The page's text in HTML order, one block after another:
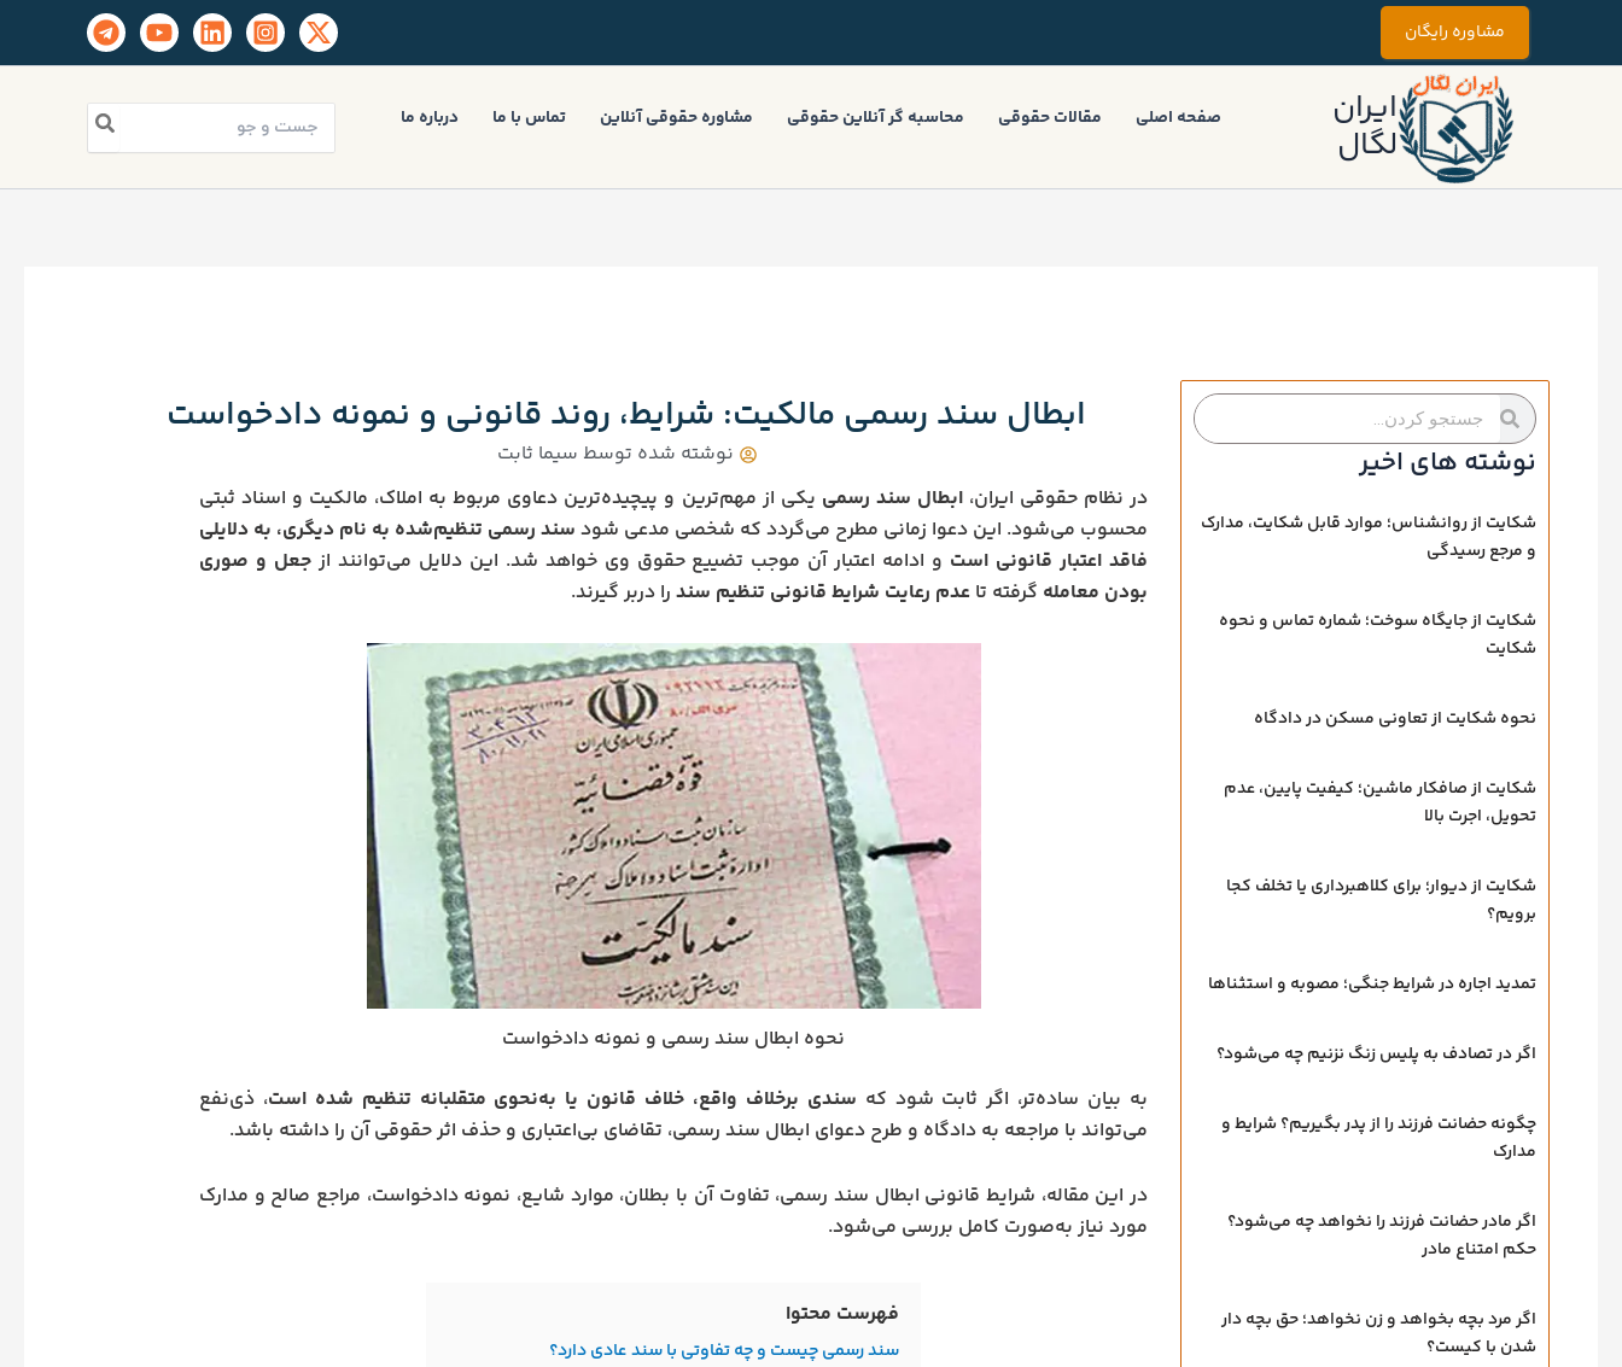
محتوا
مشاوره رایگان
ایران
لگال
صفحه اصلی مقالات حقوقی محاسبه گر آنلاین حقوقی مشاوره حقوقی آنلاین تماس با ما درباره ما
برای:
جستجو
کردن
جستجو
کردن
نوشته های اخیر
شکایت از روانشناس؛ موارد قابل شکایت، مدارک
و مرجع رسیدگی
شکایت از جایگاه سوخت؛ شماره تماس و نحوه
شکایت
نحوه شکایت از تعاونی مسکن در دادگاه
شکایت از صافکار ماشین؛ کیفیت پایین، عدم
تحویل، اجرت بالا
شکایت از دیوار؛ برای کلاهبرداری یا تخلف کجا
برویم؟
تمدید اجاره در شرایط جنگی؛ مصوبه و استثناها
اگر در تصادف به پلیس زنگ نزنیم چه می‌شود؟
چگونه حضانت فرزند را از پدر بگیریم؟ شرایط و
مدارک
اگر مادر حضانت فرزند را نخواهد چه می‌شود؟
حکم امتناع مادر
اگر مرد بچه بخواهد و زن نخواهد؛ حق بچه‌ دار
شدن با کیست؟
ابطال سند رسمی مالکیت: شرایط، روند قانونی و نمونه دادخواست
نوشته شده توسط سیما ثابت
در نظام حقوقی ایران،ابطال سند رسمی یکی از مهم‌ترین و پیچیده‌ترین دعاوی مربوط به املاک، مالکیت و اسناد ثبتی
محسوب می‌شود. این دعوا زمانی مطرح می‌گردد که شخصی مدعی شود سند رسمی تنظیم‌شده به نام دیگری، به دلایلی
فاقد اعتبار قانونی است و ادامه اعتبار آن موجب تضییع حقوق وی خواهد شد. این دلایل می‌توانند ازجعل و صوری
بودن معامله گرفته تا عدم رعایت شرایط قانونی تنظیم سند را دربر گیرند.
نحوه ابطال سند رسمی و نمونه دادخواست
به بیان ساده‌تر، اگر ثابت شود که سندی برخلاف واقع، خلاف قانون یا به‌نحوی متقلبانه تنظیم شده است، ذی‌نفع
می‌تواند با مراجعه به دادگاه و طرح دعوای ابطال سند رسمی، تقاضای بی‌اعتباری و حذف اثر حقوقی آن را داشته باشد.
در این مقاله، شرایط قانونی ابطال سند رسمی، تفاوت آن با بطلان، موارد شایع، نمونه دادخواست، مراجع صالح و مدارک
مورد نیاز به‌صورت کامل بررسی می‌شود.
فهرست محتوا
سند رسمی چیست و چه تفاوتی با سند عادی دارد؟